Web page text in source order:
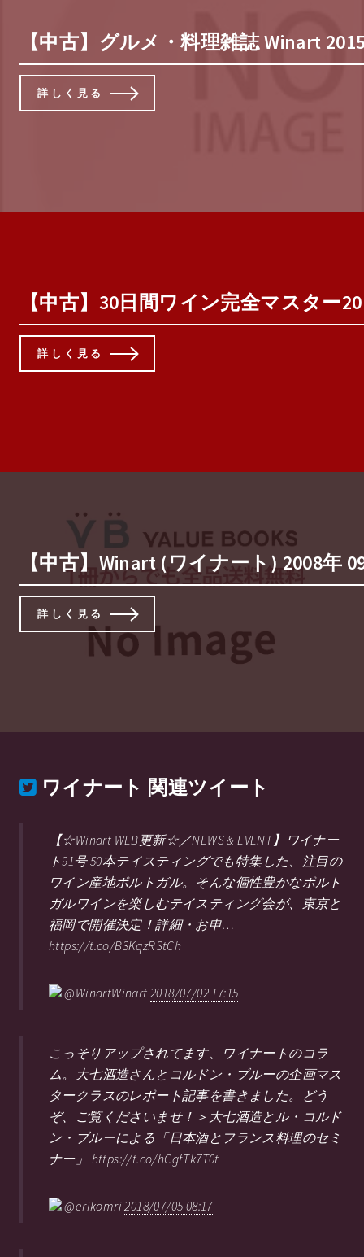
【中古】グルメ・料理雑誌 Winart
詳しく見る
【中古】30日間ワイン完全マスター
詳しく見る
【中古】Winart (ワイナート) 2008年
詳しく見る
ワイナート 関連ツイート
【☆Winart WEB更新☆／NEWS & EVENT】ワイナー
ト91号 50本テイスティングでも特集した、注目の
ワイン産地ポルトガル。そんな個性豊かなポルト
ガルワインを楽しむテイスティング会が、東京と
福岡で開催決定！詳細・お申…
https://t.co/B3KqzRStCh
@WinartWinart2018/07/02 17:15
こっそりアップされてます、ワイナートのコラ
ム。大七酒造さんとコルドン・ブルーの企画マス
タークラスのレポート記事を書きました。どう
ぞ、ご覧くださいませ！＞大七酒造とル・コルド
ン・ブルーによる「日本酒とフランス料理のセミ
ナー」 https://t.co/hCgfTk7T0t
@erikomri2018/07/05 08:17